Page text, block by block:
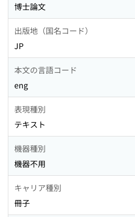
博士論文
出版地（国名コード）
JP
本文の言語コード
eng
表現種別
テキスト
機器種別
機器不用
キャリア種別
冊子